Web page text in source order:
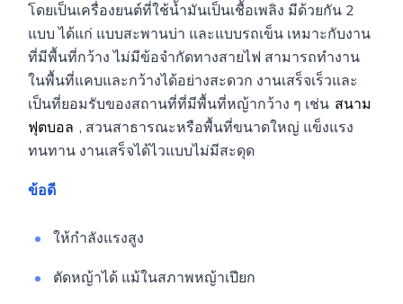
โดยเป็นเครื่องยนต์ที่ใช้น้ำมันเป็นเชื้อเพลิง มีด้วยกัน 2
แบบ ได้แก่ แบบสะพานบ่า และแบบรถเข็น เหมาะกับงาน
ที่มีพื้นที่กว้าง ไม่มีข้อจำกัดทางสายไฟ สามารถทำงาน
ในพื้นที่แคบและกว้างได้อย่างสะดวก งานเสร็จเร็วและ
เป็นที่ยอมรับของสถานที่ที่มีพื้นที่หญ้ากว้าง ๆ เช่น สนาม
ฟุตบอล , สวนสาธารณะหรือพื้นที่ขนาดใหญ่ แข็งแรง
ทนทาน งานเสร็จได้ไวแบบไม่มีสะดุด
ข้อดี
ให้กำลังแรงสูง
ตัดหญ้าได้ แม้ในสภาพหญ้าเปียก